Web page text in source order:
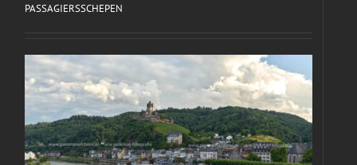
PASSAGIERSSCHEPEN